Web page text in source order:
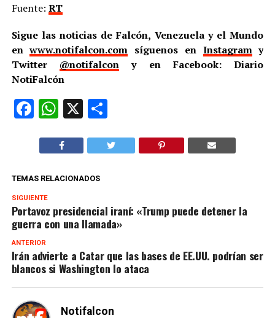
Fuente: RT
Sigue las noticias de Falcón, Venezuela y el Mundo
enwww.notifalcon.com síguenos en Instagramy
Twitter @notifalcon y en Facebook: Diario
NotiFalcón
Facebook
WhatsApp
X Compartir
TEMAS RELACIONADOS
SIGUIENTE
Portavoz presidencial iraní: «Trump puede detener la
guerra con una llamada»
ANTERIOR
Irán advierte a Catar que las bases de EE.UU. podrían ser
blancos si Washington lo ataca
Notifalcon